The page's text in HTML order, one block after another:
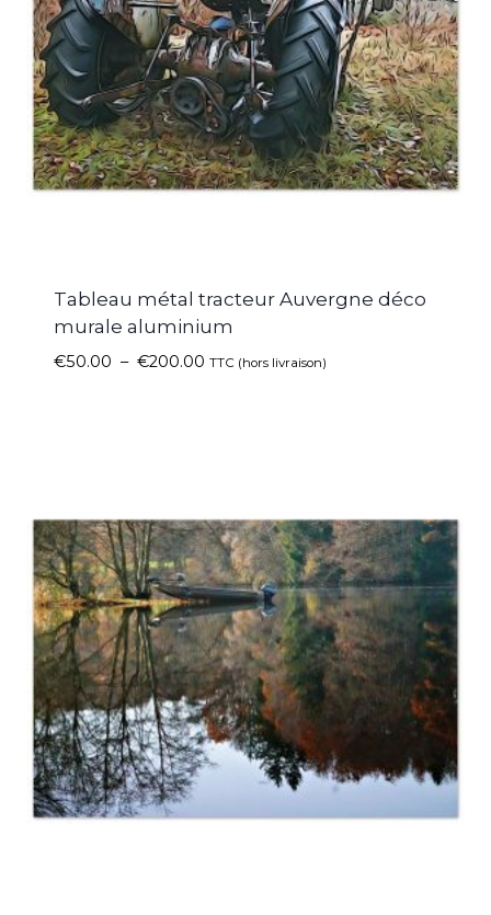
Tableau métal tracteur Auvergne déco
murale aluminium
€50.00 – €200.00 TTC (hors livraison)